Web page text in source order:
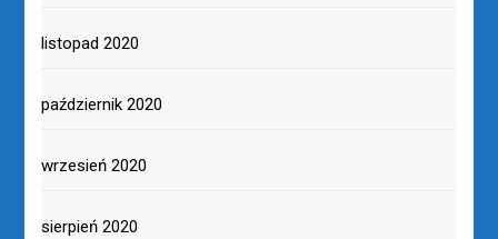
listopad 2020
październik 2020
wrzesień 2020
sierpień 2020